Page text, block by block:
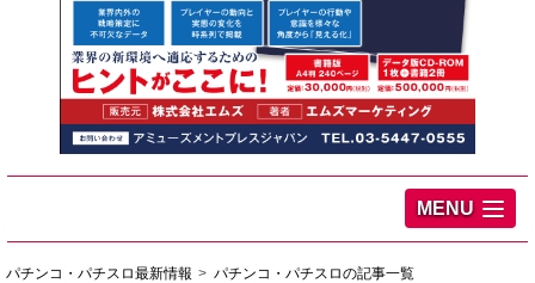
MENU
パチンコ・パチスロ最新情報 パチンコ・パチスロの記事一覧